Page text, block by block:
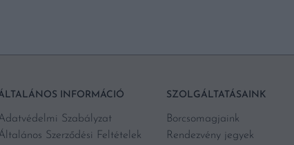
INFORMÁCIÓ
Szabályzat
Szerződési Feltételek
SZOLGÁLTATÁSAINK
Borcsomagjaink
Rendezvény jegyek